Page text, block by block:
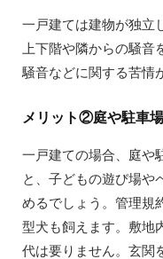
一戸建ては建物が独立
上下階や隣からの騒
騒音などに関する苦情
メリット②庭や駐車
一戸建ての場合、庭や
と、子どもの遊び場や
めるでしょう。管理規
型犬も飼えます。敷地
代は要りません。玄関